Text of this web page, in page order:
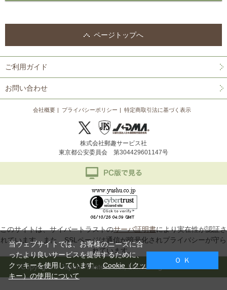
ページトップへ
ご利用ガイド
お問い合わせ
会社概要 プライバシーポリシー 特定商取引法に基づく表示
株式会社郵趣サービス社
東京都公安委員会 第304429601147号
このサイトは、サイバートラストのサーバ証明書により実在性が認証さ
れています。また、SSLページは通信が暗号化されプライバシーが守ら
れています。
Copyright © Japan Philatelic Co., Ltd. All Rights Reserved.
当ウェブサイトでは、お客様のニーズに合
ったより良いサービスを提供するために、
クッキーを使用しています。Cookie（クッ
キー）の使用について
Ｏ Ｋ